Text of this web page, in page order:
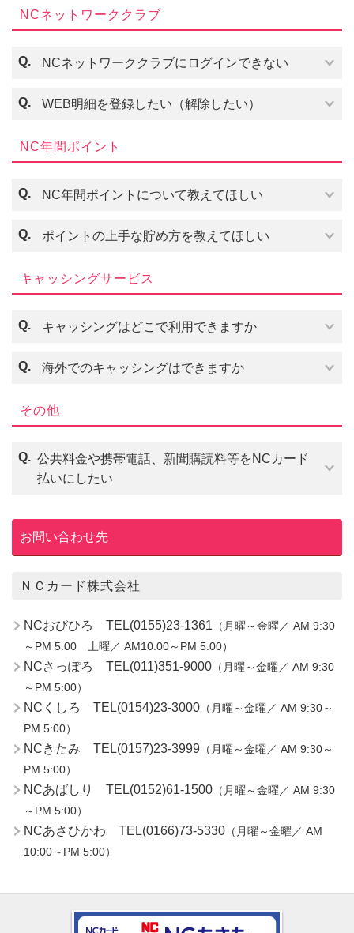
NCネットワーククラブ
Q. NCネットワーククラブにログインできない
Q. WEB明細を登録したい（解除したい）
NC年間ポイント
Q. NC年間ポイントについて教えてほしい
Q. ポイントの上手な貯め方を教えてほしい
キャッシングサービス
Q. キャッシングはどこで利用できますか
Q. 海外でのキャッシングはできますか
その他
Q. 公共料金や携帯電話、新聞購読料等をNCカード
払いにしたい
お問い合わせ先
ＮＣカード株式会社
NCおびひろ TEL(0155)23-1361 （月曜～金曜／ AM 9:30
～PM 5:00 土曜／ AM10:00～PM 5:00）
NCさっぽろ TEL(011)351-9000 （月曜～金曜／ AM 9:30
～PM 5:00）
NCくしろ TEL(0154)23-3000 （月曜～金曜／ AM 9:30～
PM 5:00）
NCきたみ TEL(0157)23-3999 （月曜～金曜／ AM 9:30～
PM 5:00）
NCあばしり TEL(0152)61-1500 （月曜～金曜／ AM 9:30
～PM 5:00）
NCあさひかわ TEL(0166)73-5330 （月曜～金曜／ AM
10:00～PM 5:00）